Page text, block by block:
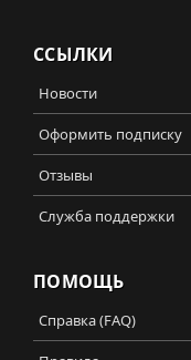
ССЫЛКИ
Новости
Оформить подписку
Отзывы
Служба поддержки
ПОМОЩЬ
Справка (FAQ)